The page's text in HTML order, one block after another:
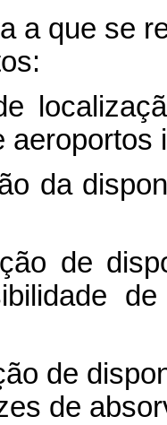
a que se
aeroportos
da
de
de
de